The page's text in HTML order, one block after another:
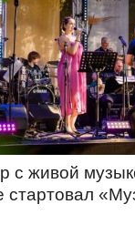
с живой
стартовал